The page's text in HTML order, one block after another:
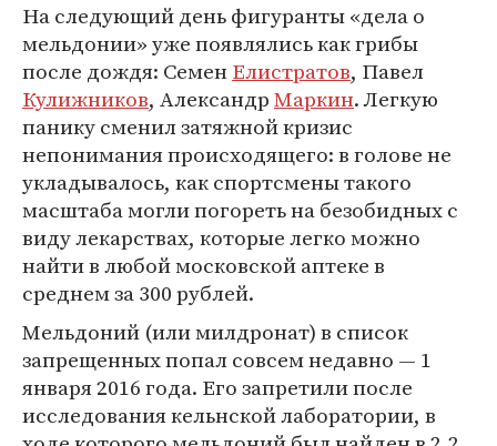
На следующий день фигуранты «дела о
мельдонии» уже появлялись как грибы
после дождя: СеменЕлистратов, Павел
Кулижников, АлександрМаркин. Легкую
панику сменил затяжной кризис
непонимания происходящего: в голове не
укладывалось, как спортсмены такого
масштаба могли погореть на безобидных с
виду лекарствах, которые легко можно
найти в любой московской аптеке в
среднем за 300 рублей.
Мельдоний (или милдронат) в список
запрещенных попал совсем недавно — 1
января 2016 года. Его запретили после
исследования кельнской лаборатории, в